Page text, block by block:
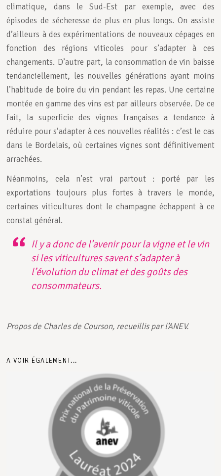
climatique, dans le Sud-Est par exemple, avec des
épisodes de sécheresse de plus en plus longs. On assiste
d’ailleurs à des expérimentations de nouveaux cépages en
fonction des régions viticoles pour s’adapter à ces
changements. D’autre part, la consommation de vin baisse
tendanciellement, les nouvelles générations ayant moins
l’habitude de boire du vin pendant les repas. Une certaine
montée en gamme des vins est par ailleurs observée. De ce
fait, la superficie des vignes françaises a tendance à
réduire pour s’adapter à ces nouvelles réalités : c’est le cas
dans le Bordelais, où certaines vignes sont définitivement
arrachées.
Néanmoins, cela n’est vrai partout : porté par les
exportations toujours plus fortes à travers le monde,
certaines viticultures dont le champagne échappent à ce
constat général.
Il y a donc de l’avenir pour la vigne et le vin
si les viticultures savent s’adapter à
l’évolution du climat et des goûts des
consommateurs.
Propos de Charles de Courson, recueillis par l’ANEV.
A VOIR ÉGALEMENT...